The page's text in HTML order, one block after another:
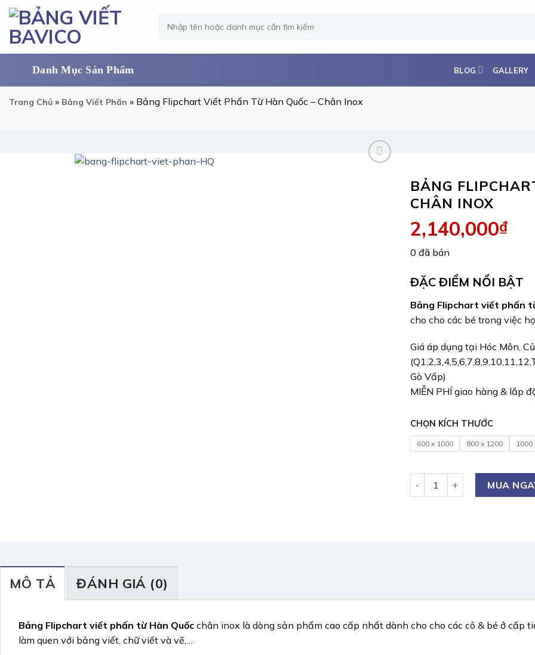
Skip
content
kiếm:
BLOG GALLERY
Trang Chủ » Bảng Viết Phấn » Bảng Flipchart Viết Phấn Từ Hàn Quốc – Chân Inox
BẢNG
CHÂN INOX
2,140,000₫
0 đã bán
ĐẶC ĐIỂM NỔI BẬT
Bảng Flipchart viết phấn
cho cho các bé trong việc
Giá áp dụng tại Hóc Môn,
Gò Vấp)
MIỄN PHÍ giao hàng & lắp
CHỌN KÍCH THƯỚC
600 x 1000 800 x 1200 1000
MUA
MÔ TẢ ĐÁNH GIÁ (0)
Bảng Flipchart viết phấn từ Hàn Quốc chân inox là dòng sản phẩm cao cấp nhất dành cho cho các cô & bé ở cấp
làm quen với bảng viết, chữ viết và vẽ,…